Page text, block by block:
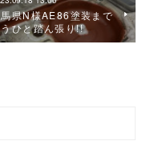
県N様AE86塗装まで
ひと踏ん張り!!